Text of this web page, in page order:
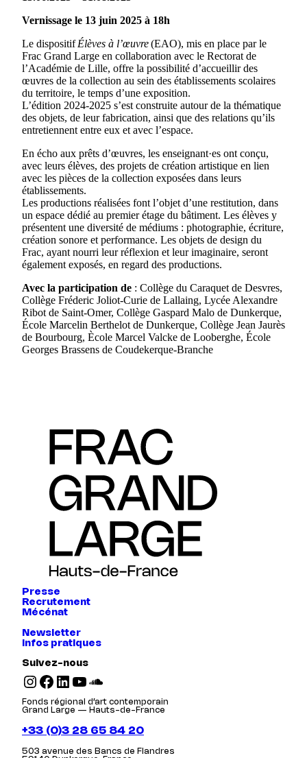
Vernissage le 13 juin 2025 à 18h
Le dispositifÉlèves à l’œuvre(EAO), mis en place par le
Frac Grand Large en collaboration avec le Rectorat de
l’Académie de Lille, offre la possibilité d’accueillir des
œuvres de la collection au sein des établissements scolaires
du territoire, le temps d’une exposition.
L’édition 2024-2025 s’est construite autour de la thématique
des objets, de leur fabrication, ainsi que des relations qu’ils
entretiennent entre eux et avec l’espace.
En écho aux prêts d’œuvres, les enseignant·es ont conçu,
avec leurs élèves, des projets de création artistique en lien
avec les pièces de la collection exposées dans leurs
établissements.
Les productions réalisées font l’objet d’une restitution, dans
un espace dédié au premier étage du bâtiment. Les élèves y
présentent une diversité de médiums : photographie, écriture,
création sonore et performance. Les objets de design du
Frac, ayant nourri leur réflexion et leur imaginaire, seront
également exposés, en regard des productions.
Avec la participation de : Collège du Caraquet de Desvres,
Collège Fréderic Joliot-Curie de Lallaing, Lycée Alexandre
Ribot de Saint-Omer, Collège Gaspard Malo de Dunkerque,
École Marcelin Berthelot de Dunkerque, Collège Jean Jaurès
de Bourbourg, Ècole Marcel Valcke de Looberghe, École
Georges Brassens de Coudekerque-Branche
Presse
Recrutement
Mécénat
Newsletter
Infos pratiques
Suivez-nous
Instagram Facebook LinkedIn YouTube SoundCloud
Fonds régional d’art contemporain
Grand Large — Hauts-de-France
+33 (0)3 28 65 84 20
503 avenue des Bancs de Flandres